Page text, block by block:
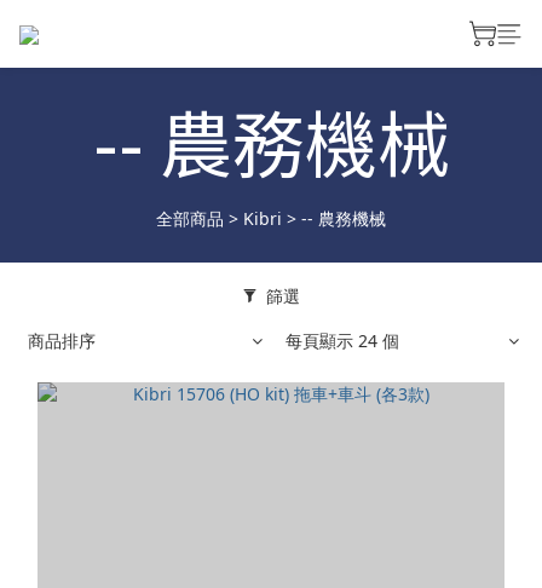
-- 農務機械
全部商品 > Kibri > -- 農務機械
篩選
商品排序
每頁顯示 24 個